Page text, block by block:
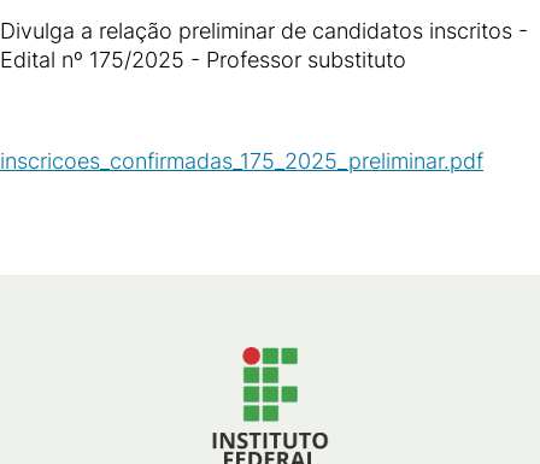
Divulga a relação preliminar de candidatos inscritos -
Edital nº 175/2025 - Professor substituto
inscricoes_confirmadas_175_2025_preliminar.pdf